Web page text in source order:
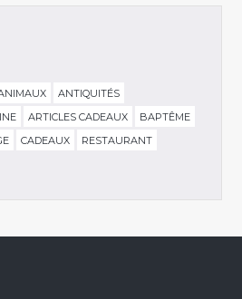
ANTIQUITÉS
ARTICLES CADEAUX
BAPTÊME
CADEAUX
RESTAURANT